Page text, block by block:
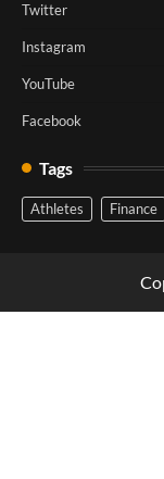
Twitter
Instagram
YouTube
Facebook
Tags
Athletes Finance